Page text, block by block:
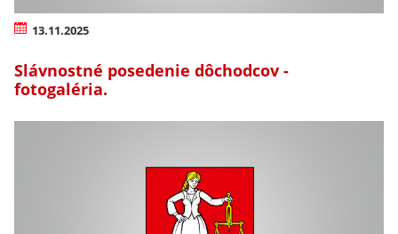
13.11.2025
Slávnostné posedenie dôchodcov -
fotogaléria.